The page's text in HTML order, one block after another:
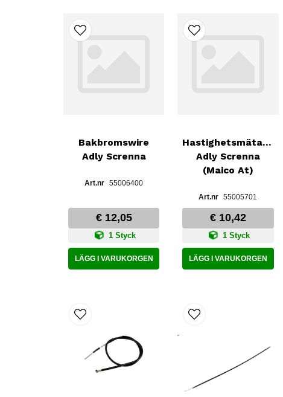
Bakbromswire
Adly Screnna
55006400
€ 12,05
1 Styck
LÄGG I VARUKORGEN
Hastighetsmätarwire
Adly Screnna
(Maico At)
55005701
€ 10,42
1 Styck
LÄGG I VARUKORGEN